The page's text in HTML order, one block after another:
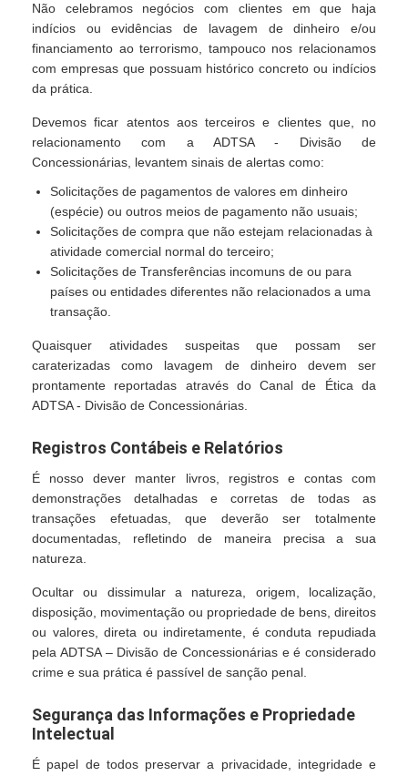
Não celebramos negócios com clientes em que haja
indícios ou evidências de lavagem de dinheiro e/ou
financiamento ao terrorismo, tampouco nos relacionamos
com empresas que possuam histórico concreto ou indícios
da prática.
Devemos ficar atentos aos terceiros e clientes que, no
relacionamento com a ADTSA - Divisão de
Concessionárias, levantem sinais de alertas como:
Solicitações de pagamentos de valores em dinheiro
(espécie) ou outros meios de pagamento não usuais;
Solicitações de compra que não estejam relacionadas à
atividade comercial normal do terceiro;
Solicitações de Transferências incomuns de ou para
países ou entidades diferentes não relacionados a uma
transação.
Quaisquer atividades suspeitas que possam ser
caraterizadas como lavagem de dinheiro devem ser
prontamente reportadas através do Canal de Ética da
ADTSA - Divisão de Concessionárias.
Registros Contábeis e Relatórios
É nosso dever manter livros, registros e contas com
demonstrações detalhadas e corretas de todas as
transações efetuadas, que deverão ser totalmente
documentadas, refletindo de maneira precisa a sua
natureza.
Ocultar ou dissimular a natureza, origem, localização,
disposição, movimentação ou propriedade de bens, direitos
ou valores, direta ou indiretamente, é conduta repudiada
pela ADTSA – Divisão de Concessionárias e é considerado
crime e sua prática é passível de sanção penal.
Segurança das Informações e Propriedade
Intelectual
É papel de todos preservar a privacidade, integridade e